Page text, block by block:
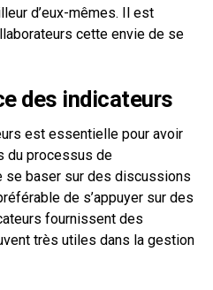
d’eux-mêmes. Il est
cette envie de se
des indicateurs
est essentielle pour avoir
du processus de
se baser sur des discussions
de s’appuyer sur des
fournissent des
très utiles dans la gestion